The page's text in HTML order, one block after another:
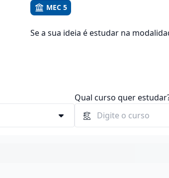
MEC 5
Se a sua ideia é estudar na
Qual curso quer